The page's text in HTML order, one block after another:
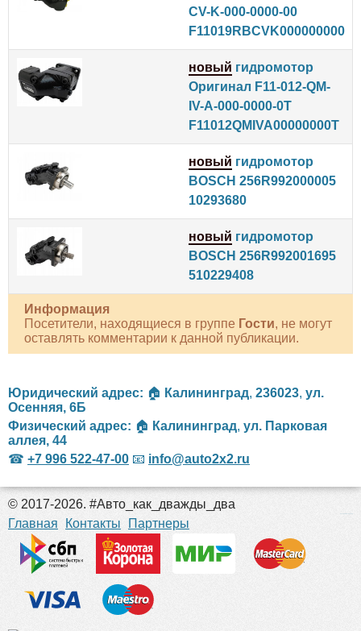
CV-K-000-0000-00
F11019RBCVK000000000
новый гидромотор
Оригинал F11-012-QM-
IV-A-000-0000-0T
F11012QMIVA00000000T
новый гидромотор
BOSCH 256R992000005
10293680
новый гидромотор
BOSCH 256R992001695
510229408
Информация
Посетители, находящиеся в группе Гости, не могут
оставлять комментарии к данной публикации.
Юридический адрес: 🏠 Калининград, 236023, ул.
Осенняя, 6Б
Физический адрес: 🏠 Калининград, ул. Парковая
аллея, 44
☎ +7 996 522-47-00 📧 info@auto2x2.ru
© 2017-2026. #Авто_как_дважды_два
Главная
Контакты Партнеры